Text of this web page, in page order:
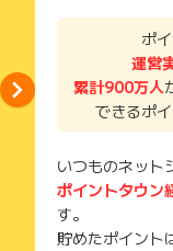
獲得待ち・獲得失
メールを送っていた
そのため、紛失・破
ご注意ください。
ポ
運営
累計900万人
できるポ
いつものネット
ポイントタウン
す。
貯めたポイント